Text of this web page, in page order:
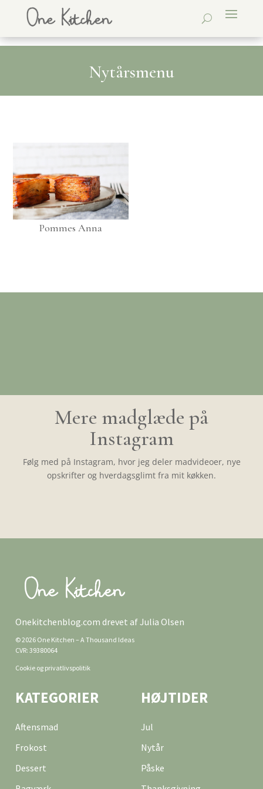
Nytårsmenu
Pommes Anna
Mere madglæde på
Instagram
Følg med på Instagram, hvor jeg deler madvideoer, nye
opskrifter og hverdagsglimt fra mit køkken.
Onekitchenblog.com drevet af Julia Olsen
© 2026 One Kitchen – A Thousand Ideas
CVR: 39380064
Cookie og privatlivspolitik
KATEGORIER
Aftensmad
Frokost
Dessert
HØJTIDER
Jul
Nytår
Påske